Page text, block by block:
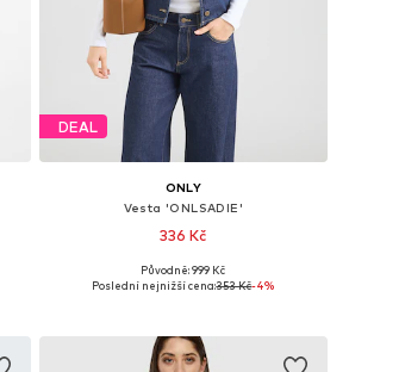
DEAL
ONLY
Vesta 'ONLSADIE'
336 Kč
Dostupné velikosti: XS, S, L
Původně: 999 Kč
Poslední nejnižší cena:353 Kč-4%